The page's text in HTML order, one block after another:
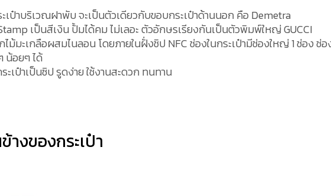
เป๋าบริเวณฝาพับ จะเป็นตัวเดียวกับขอบกระเป๋าด้านนอก คือ Demetra
เป็นสีเงิน ปั้มได้คม ไม่เลอะ ตัวอักษรเรียงกันเป็นตัวพิมพ์ใหญ่ GUCCI
ไม้มะเกลือผสมไนลอน โดยภายในฝั่งชิป NFC ช่องในกระเป๋ามีช่องใหญ่ 1 ช่อง ช่
น้อยๆ ได้
ะเป๋าเป็นซิป รูดง่าย ใช้งานสะดวก ทนทาน
างของกระเป๋า